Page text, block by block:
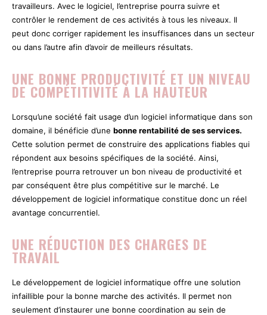
travailleurs. Avec le logiciel, l’entreprise pourra suivre et
contrôler le rendement de ces activités à tous les niveaux. Il
peut donc corriger rapidement les insuffisances dans un secteur
ou dans l’autre afin d’avoir de meilleurs résultats.
UNE BONNE PRODUCTIVITÉ ET UN NIVEAU
DE COMPÉTITIVITÉ À LA HAUTEUR
Lorsqu’une société fait usage d’un logiciel informatique dans son
domaine, il bénéficie d’une bonne rentabilité de ses services.
Cette solution permet de construire des applications fiables qui
répondent aux besoins spécifiques de la société. Ainsi,
l’entreprise pourra retrouver un bon niveau de productivité et
par conséquent être plus compétitive sur le marché. Le
développement de logiciel informatique constitue donc un réel
avantage concurrentiel.
UNE RÉDUCTION DES CHARGES DE
TRAVAIL
Le développement de logiciel informatique offre une solution
infaillible pour la bonne marche des activités. Il permet non
seulement d’instaurer une bonne coordination au sein de